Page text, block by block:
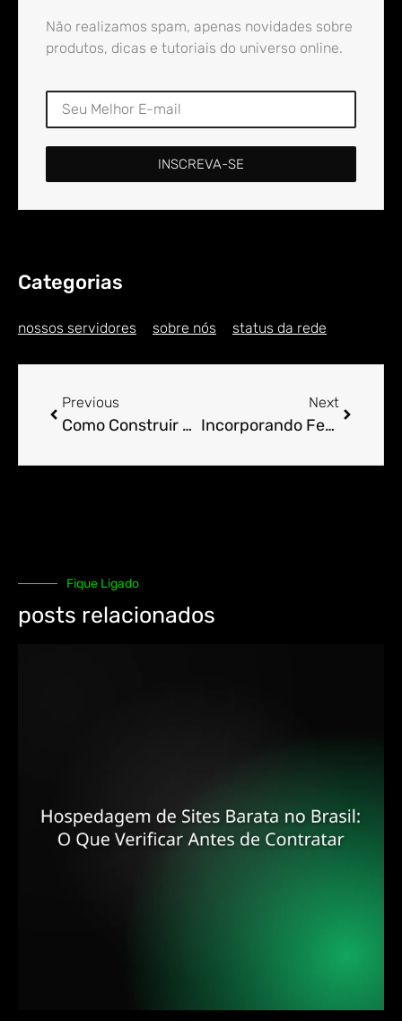
Não realizamos spam, apenas novidades sobre
produtos, dicas e tutoriais do universo online.
INSCREVA-SE
Categorias
nossos servidores sobre nós status da rede
Previous
Como Construir Páginas de Destino Eficazes com WordPress
Next
Incorporando Feedbacks em Tempo Real no WordPress
Fique Ligado
posts relacionados